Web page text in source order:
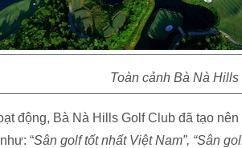
Toàn cảnh Bà Nà Hills
động, Bà Nà Hills Golf Club đã tạo
“Sân golf tốt nhất Việt Nam”, “Sân